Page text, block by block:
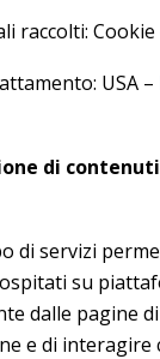
raccolti:
USA –
di
di servizi
su
dalle pagine
e di interagire